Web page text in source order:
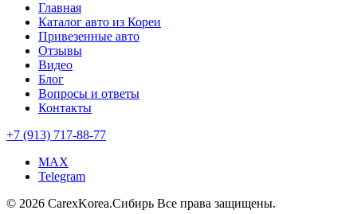
Главная
Каталог авто из Кореи
Привезенные авто
Отзывы
Видео
Блог
Вопросы и ответы
Контакты
+7 (913) 717-88-77
MAX
Telegram
© 2026 CarexKorea.Сибирь Все права защищены.